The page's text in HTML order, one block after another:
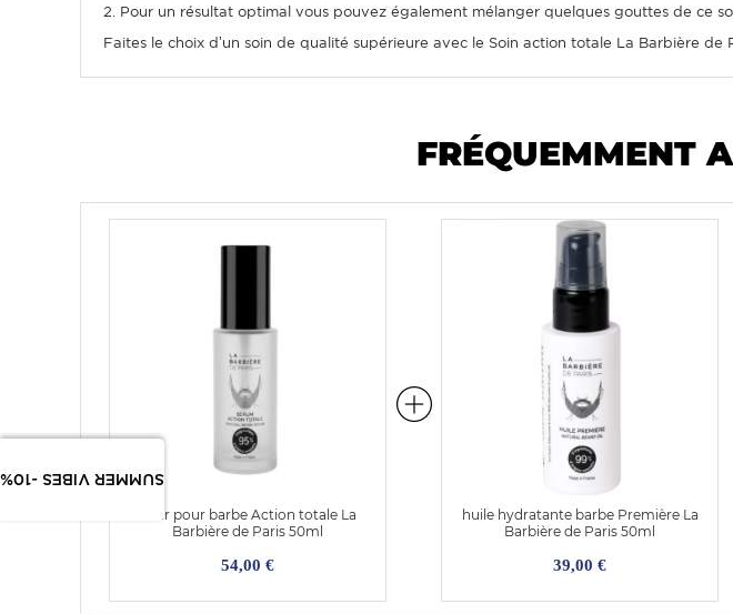
SUMMER VIBES -10%
2. Pour un résultat optimal vous pouvez également mélanger quelques gouttes de ce
Faites le choix d’un soin de qualité supérieure avec le Soin action totale La Barbière de
FRÉQUEMMENT
Elixir pour barbe Action totale La
Barbière de Paris 50ml
54,00 €
huile hydratante barbe Première La
Barbière de Paris 50ml
39,00 €